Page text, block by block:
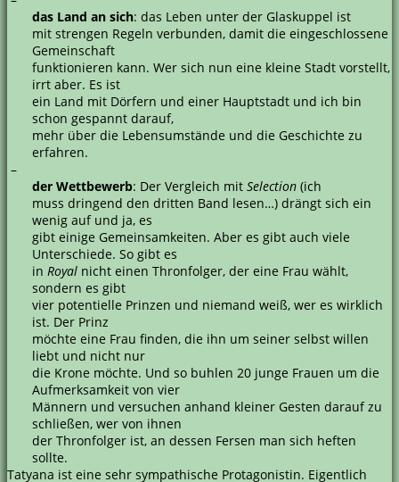
das Land an sich: das Leben unter der Glaskuppel ist
mit strengen Regeln verbunden, damit die eingeschlossene
Gemeinschaft
funktionieren kann. Wer sich nun eine kleine Stadt vorstellt,
irrt aber. Es ist
ein Land mit Dörfern und einer Hauptstadt und ich bin
schon gespannt darauf,
mehr über die Lebensumstände und die Geschichte zu
erfahren.
–
der Wettbewerb: Der Vergleich mit Selection (ich
muss dringend den dritten Band lesen…) drängt sich ein
wenig auf und ja, es
gibt einige Gemeinsamkeiten. Aber es gibt auch viele
Unterschiede. So gibt es
in Royal nicht einen Thronfolger, der eine Frau wählt,
sondern es gibt
vier potentielle Prinzen und niemand weiß, wer es wirklich
ist. Der Prinz
möchte eine Frau finden, die ihn um seiner selbst willen
liebt und nicht nur
die Krone möchte. Und so buhlen 20 junge Frauen um die
Aufmerksamkeit von vier
Männern und versuchen anhand kleiner Gesten darauf zu
schließen, wer von ihnen
der Thronfolger ist, an dessen Fersen man sich heften
sollte.
Tatyana ist eine sehr sympathische Protagonistin. Eigentlich